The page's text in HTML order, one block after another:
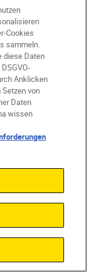
tun
den
sie über
135mm
dazu
Cookies
sammeln.
diese Daten
Anklicken
Setzen von
Daten
wissen